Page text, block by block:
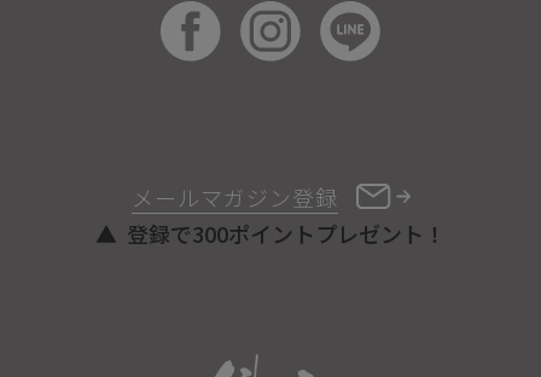
メールマガジン登録
登録で300ポイントプレゼント！